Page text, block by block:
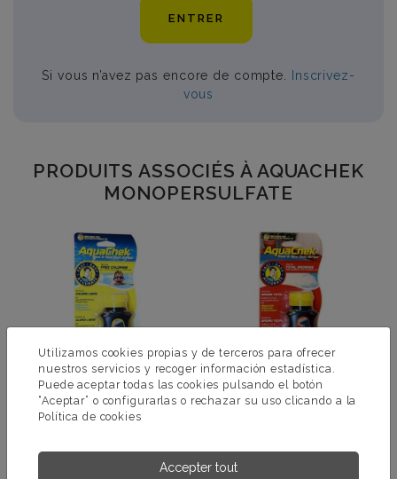
ENTRER
Si vous n’avez pas encore de compte.
Inscrivez-
vous
PRODUITS ASSOCIÉS À AQUACHEK
MONOPERSULFATE
AQUACHEK YELLOW
Utilizamos cookies propias y de terceros para ofrecer
nuestros servicios y recoger información estadística.
Puede aceptar todas las cookies pulsando el botón
“Aceptar” o configurarlas o rechazar su uso clicando a la
Política de cookies
Accepter tout